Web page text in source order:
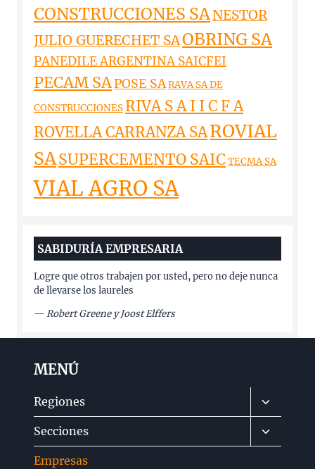
CONSTRUCCIONES SANESTOR
JULIO GUERECHET SAOBRING SA
PANEDILE ARGENTINA SAICFEI
PECAM SAPOSE SARAVA SA DE
CONSTRUCCIONES RIVA S A I I C F A
ROVELLA CARRANZA SAROVIAL
SASUPERCEMENTO SAIC TECMA SA
VIAL AGRO SA
SABIDURÍA EMPRESARIA
Logre que otros trabajen por usted, pero no deje nunca
de llevarse los laureles
— Robert Greene y Joost Elffers
MENÚ
Regiones
Alternar
menú
hijo
Secciones
Alternar
menú
Empresas